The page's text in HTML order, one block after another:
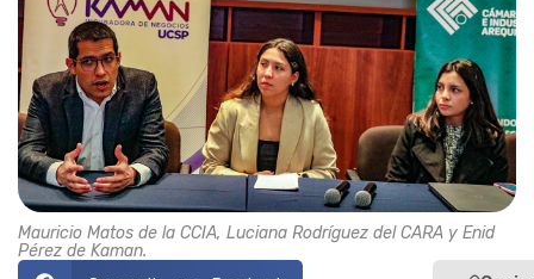
Mauricio Matos de la CCIA, Luciana Rodríguez del CARA y Enid
Pérez de Kaman.